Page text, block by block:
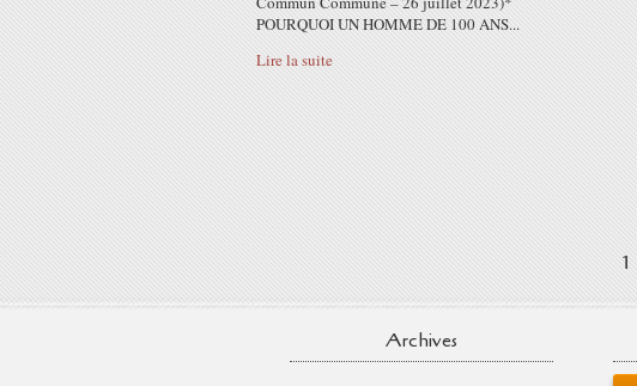
POURQUOI UN HOMME DE 100 ANS...
Lire la suite
1
Archives